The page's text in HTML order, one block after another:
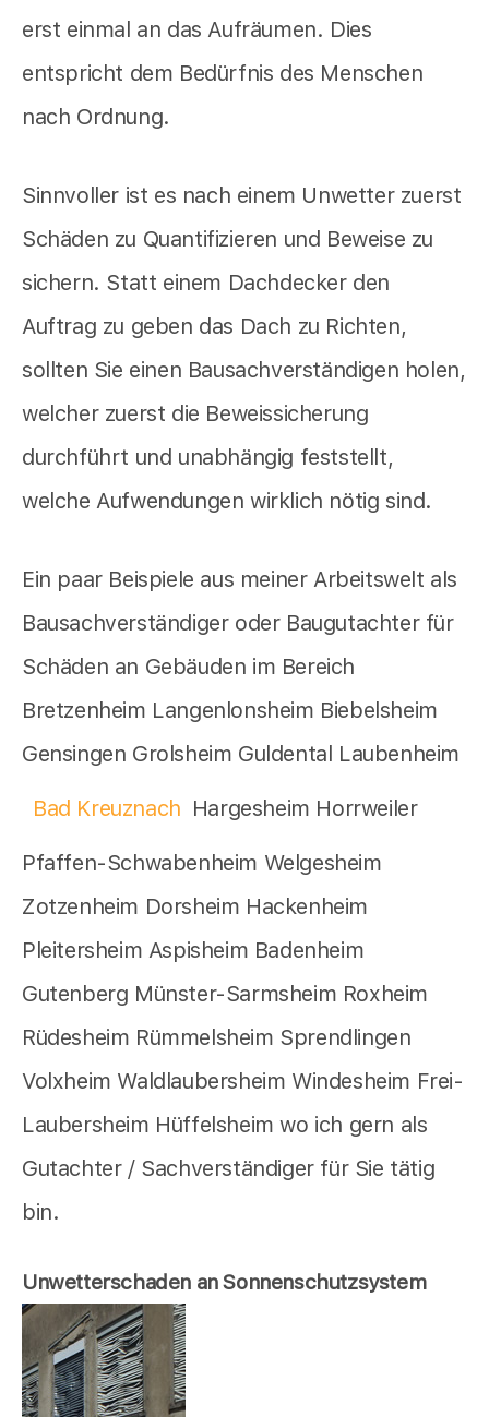
erst einmal an das Aufräumen. Dies
entspricht dem Bedürfnis des Menschen
nach Ordnung.
Sinnvoller ist es nach einem Unwetter zuerst
Schäden zu Quantifizieren und Beweise zu
sichern. Statt einem Dachdecker den
Auftrag zu geben das Dach zu Richten,
sollten Sie einen Bausachverständigen holen,
welcher zuerst die Beweissicherung
durchführt und unabhängig feststellt,
welche Aufwendungen wirklich nötig sind.
Ein paar Beispiele aus meiner Arbeitswelt als
Bausachverständiger oder Baugutachter für
Schäden an Gebäuden im Bereich
Bretzenheim Langenlonsheim Biebelsheim
Gensingen Grolsheim Guldental Laubenheim
Bad Kreuznach Hargesheim Horrweiler
Pfaffen-Schwabenheim Welgesheim
Zotzenheim Dorsheim Hackenheim
Pleitersheim Aspisheim Badenheim
Gutenberg Münster-Sarmsheim Roxheim
Rüdesheim Rümmelsheim Sprendlingen
Volxheim Waldlaubersheim Windesheim Frei-
Laubersheim Hüffelsheim wo ich gern als
Gutachter / Sachverständiger für Sie tätig
bin.
Unwetterschaden an Sonnenschutzsystem